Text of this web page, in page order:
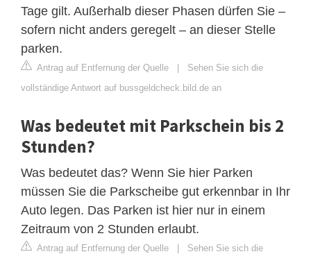
Tage gilt. Außerhalb dieser Phasen dürfen Sie –
sofern nicht anders geregelt – an dieser Stelle
parken.
Antrag auf Entfernung der Quelle | Sehen Sie sich die
vollständige Antwort auf bussgeldcheck.bild.de an
Was bedeutet mit Parkschein bis 2
Stunden?
Was bedeutet das? Wenn Sie hier Parken
müssen Sie die Parkscheibe gut erkennbar in Ihr
Auto legen. Das Parken ist hier nur in einem
Zeitraum von 2 Stunden erlaubt.
Antrag auf Entfernung der Quelle | Sehen Sie sich die